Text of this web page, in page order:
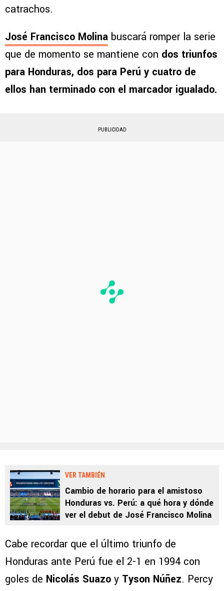
catrachos.
José Francisco Molina buscará romper la serie
que de momento se mantiene con dos triunfos
para Honduras, dos para Perú y cuatro de
ellos han terminado con el marcador igualado.
PUBLICIDAD
VER TAMBIÉN
Cambio de horario para el amistoso
Honduras vs. Perú: a qué hora y dónde
ver el debut de José Francisco Molina
Cabe recordar que el último triunfo de
Honduras ante Perú fue el 2-1 en 1994 con
goles de Nicolás Suazo y Tyson Núñez. Percy